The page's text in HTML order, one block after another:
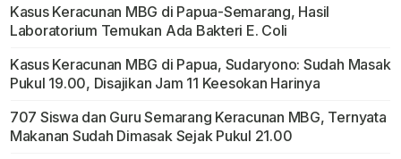
Kasus Keracunan MBG di Papua-Semarang, Hasil
Laboratorium Temukan Ada Bakteri E. Coli
Kasus Keracunan MBG di Papua, Sudaryono: Sudah Masak
Pukul 19.00, Disajikan Jam 11 Keesokan Harinya
707 Siswa dan Guru Semarang Keracunan MBG, Ternyata
Makanan Sudah Dimasak Sejak Pukul 21.00